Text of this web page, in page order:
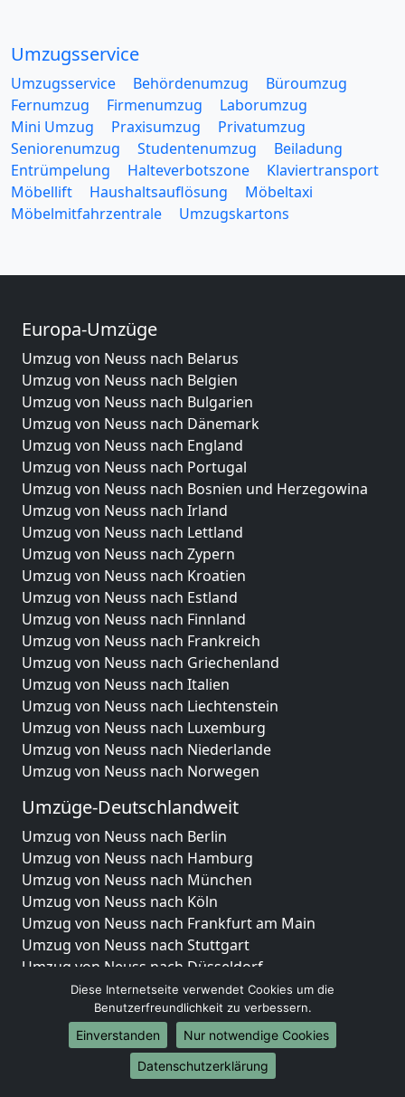
Umzugsservice
Umzugsservice Behördenumzug
Büroumzug
Fernumzug
Firmenumzug
Laborumzug
Mini Umzug
Praxisumzug
Privatumzug
Seniorenumzug
Studentenumzug
Beiladung
Entrümpelung
Halteverbotszone
Klaviertransport
Möbellift
Haushaltsauflösung
Möbeltaxi
Möbelmitfahrzentrale
Umzugskartons
Europa-Umzüge
Umzug von Neuss nach Belarus
Umzug von Neuss nach Belgien
Umzug von Neuss nach Bulgarien
Umzug von Neuss nach Dänemark
Umzug von Neuss nach England
Umzug von Neuss nach Portugal
Umzug von Neuss nach Bosnien und Herzegowina
Umzug von Neuss nach Irland
Umzug von Neuss nach Lettland
Umzug von Neuss nach Zypern
Umzug von Neuss nach Kroatien
Umzug von Neuss nach Estland
Umzug von Neuss nach Finnland
Umzug von Neuss nach Frankreich
Umzug von Neuss nach Griechenland
Umzug von Neuss nach Italien
Umzug von Neuss nach Liechtenstein
Umzug von Neuss nach Luxemburg
Umzug von Neuss nach Niederlande
Umzug von Neuss nach Norwegen
Umzüge-Deutschlandweit
Umzug von Neuss nach Berlin
Umzug von Neuss nach Hamburg
Umzug von Neuss nach München
Umzug von Neuss nach Köln
Umzug von Neuss nach Frankfurt am Main
Umzug von Neuss nach Stuttgart
Umzug von Neuss nach Düsseldorf
Umzug von Neuss nach Leipzig
Umzug von Neuss nach Dortmund
Umzug von Neuss nach Essen
Umzug von Neuss nach Bremen
Umzug von Neuss nach Dresden
Diese Internetseite verwendet Cookies um die
Benutzerfreundlichkeit zu verbessern.
Einverstanden
Nur notwendige Cookies
Datenschutzerklärung